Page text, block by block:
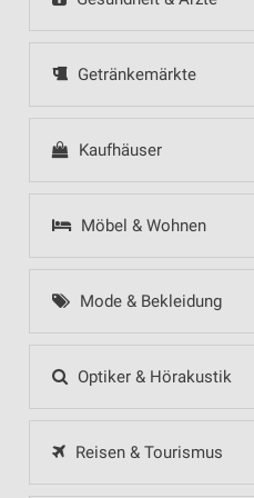
Getränkemärkte
Kaufhäuser
Möbel & Wohnen
Mode & Bekleidung
Optiker & Hörakustik
Reisen & Tourismus